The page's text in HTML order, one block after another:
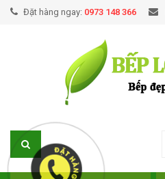
Đặt hàng ngay: 0973 148 366